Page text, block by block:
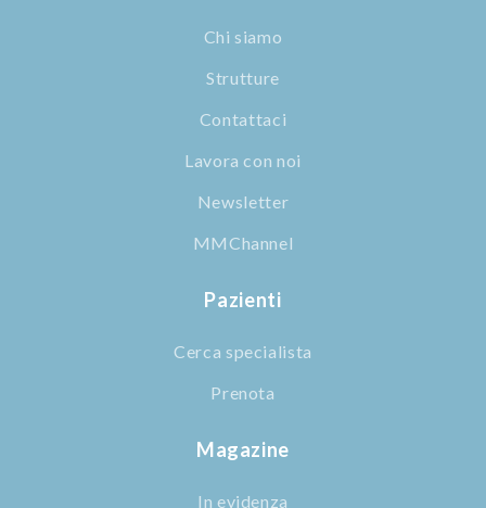
Chi siamo
Strutture
Contattaci
Lavora con noi
Newsletter
MMChannel
Pazienti
Cerca specialista
Prenota
Magazine
In evidenza